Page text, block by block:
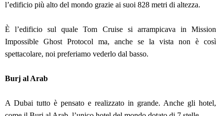
l’edificio più alto del mondo grazie ai suoi 828 metri di altezza.
È l’edificio sul quale Tom Cruise si arrampicava in Mission
Impossible Ghost Protocol ma, anche se la vista non è così
spettacolare, noi preferiamo vederlo dal basso.
Burj al Arab
A Dubai tutto è pensato e realizzato in grande. Anche gli hotel,